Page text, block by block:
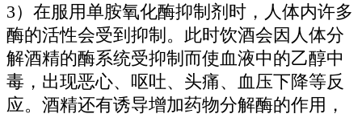
3）在服用单胺氧化酶抑制剂时，人体内许多
酶的活性会受到抑制。此时饮酒会因人体分
解酒精的酶系统受抑制而使血液中的乙醇中
毒，出现恶心、呕吐、头痛、血压下降等反
应。酒精还有诱导增加药物分解酶的作用，